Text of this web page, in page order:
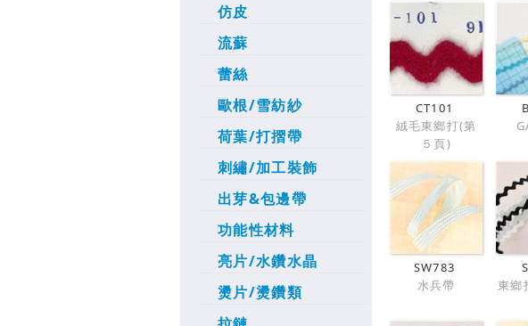
仿皮
流蘇
蕾絲
歐根/雪紡紗
荷葉/打摺帶
刺繡/加工裝飾
出芽&包邊帶
功能性材料
亮片/水鑽水晶
燙片/燙鑽類
CT101
絨毛東鄉打(第
５頁)
SW783
水兵帶
東鄉